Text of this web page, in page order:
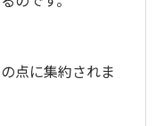
点に集約されま